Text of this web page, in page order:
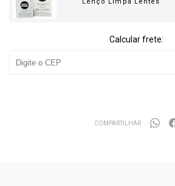
Calcular frete:
COMPARTILHAR